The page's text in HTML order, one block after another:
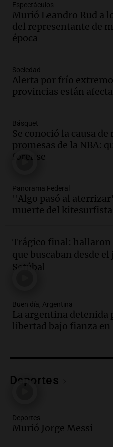
Audio.
"Tres hombres se
hacerle preguntas
Una mañana para todos
Audio.
metros del río
800 kilos de
Audio.La historia
firmó Jorge Messi
contrato de Leo
Una mañana para todos
Audio.Joan
Messi hubiera
Una mañana para
Audio.El orgullo y
Jorge Messi en
Vargas en 2007
Audio.El abuelo de
las nuevas
todos tenían algo
del desayuno
Espectáculos
Murió Leandro Rud a
del representante de
época
Sociedad
Alerta por frío
provincias están
Básquet
Se conoció la causa
promesas de la NBA:
forense
Panorama Federal
"Algo pasó al
muerte del kitesurfista
Trágico final:
que buscaban desde
Setúbal
Buen día, Argentina
La argentina detenida
libertad bajo fianza en
Deportes
Deportes
Murió Jorge Messi